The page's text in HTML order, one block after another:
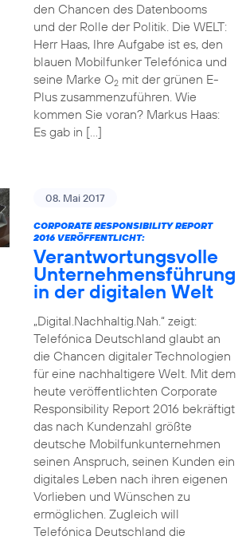
den Chancen des Datenbooms
und der Rolle der Politik. Die WELT:
Herr Haas, Ihre Aufgabe ist es, den
blauen Mobilfunker Telefónica und
seine Marke O2mit der grünen E-
Plus zusammenzuführen. Wie
kommen Sie voran? Markus Haas:
Es gab in […]
08. Mai 2017
CORPORATE RESPONSIBILITY REPORT
2016 VERÖFFENTLICHT:
Verantwortungsvolle
Unternehmensführung
in der digitalen Welt
„Digital.Nachhaltig.Nah.“ zeigt:
Telefónica Deutschland glaubt an
die Chancen digitaler Technologien
für eine nachhaltigere Welt. Mit dem
heute veröffentlichten Corporate
Responsibility Report 2016 bekräftigt
das nach Kundenzahl größte
deutsche Mobilfunkunternehmen
seinen Anspruch, seinen Kunden ein
digitales Leben nach ihren eigenen
Vorlieben und Wünschen zu
ermöglichen. Zugleich will
Telefónica Deutschland die